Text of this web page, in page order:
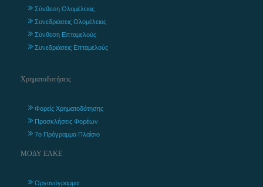
Σύνθεση Ολομέλειας
Συνεδριάσεις Ολομέλειας
Σύνθεση Επταμελούς
Συνεδριάσεις Επταμελούς
Χρηματοδοτήσεις
Φορείς Χρηματοδότησης
Προσκλήσεις Φορέων
7ο Πρόγραμμα Πλαίσιο
ΜΟΔΥ ΕΛΚΕ
Οργανόγραμμα